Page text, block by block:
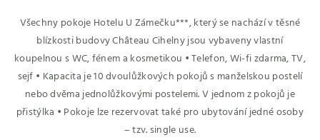
Všechny pokoje Hotelu U Zámečku***, který se nachází v těsné
blízkosti budovy Château Cihelny jsou vybaveny vlastní
koupelnou s WC, fénem a kosmetikou • Telefon, Wi-fi zdarma, TV,
sejf • Kapacita je 10 dvoulůžkových pokojů s manželskou postelí
nebo dvěma jednolůžkovými postelemi. V jednom z pokojů je
přistýlka • Pokoje lze rezervovat také pro ubytování jedné osoby
– tzv. single use.